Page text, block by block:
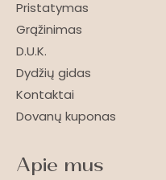
Pristatymas
Grąžinimas
D.U.K.
Dydžių gidas
Kontaktai
Dovanų kuponas
Apie mus